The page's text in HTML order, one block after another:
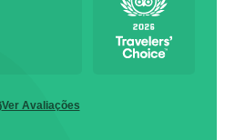
Ver Avaliações